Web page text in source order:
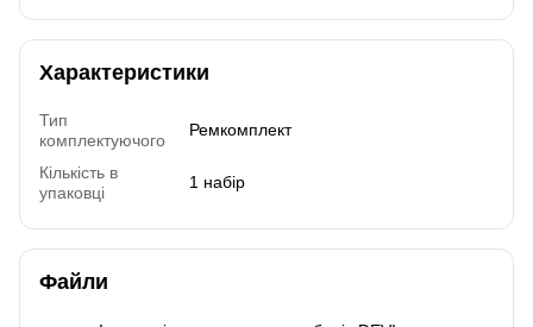
Характеристики
Тип
комплектуючого
Ремкомплект
Кількість в
упаковці
1 набір
Файли